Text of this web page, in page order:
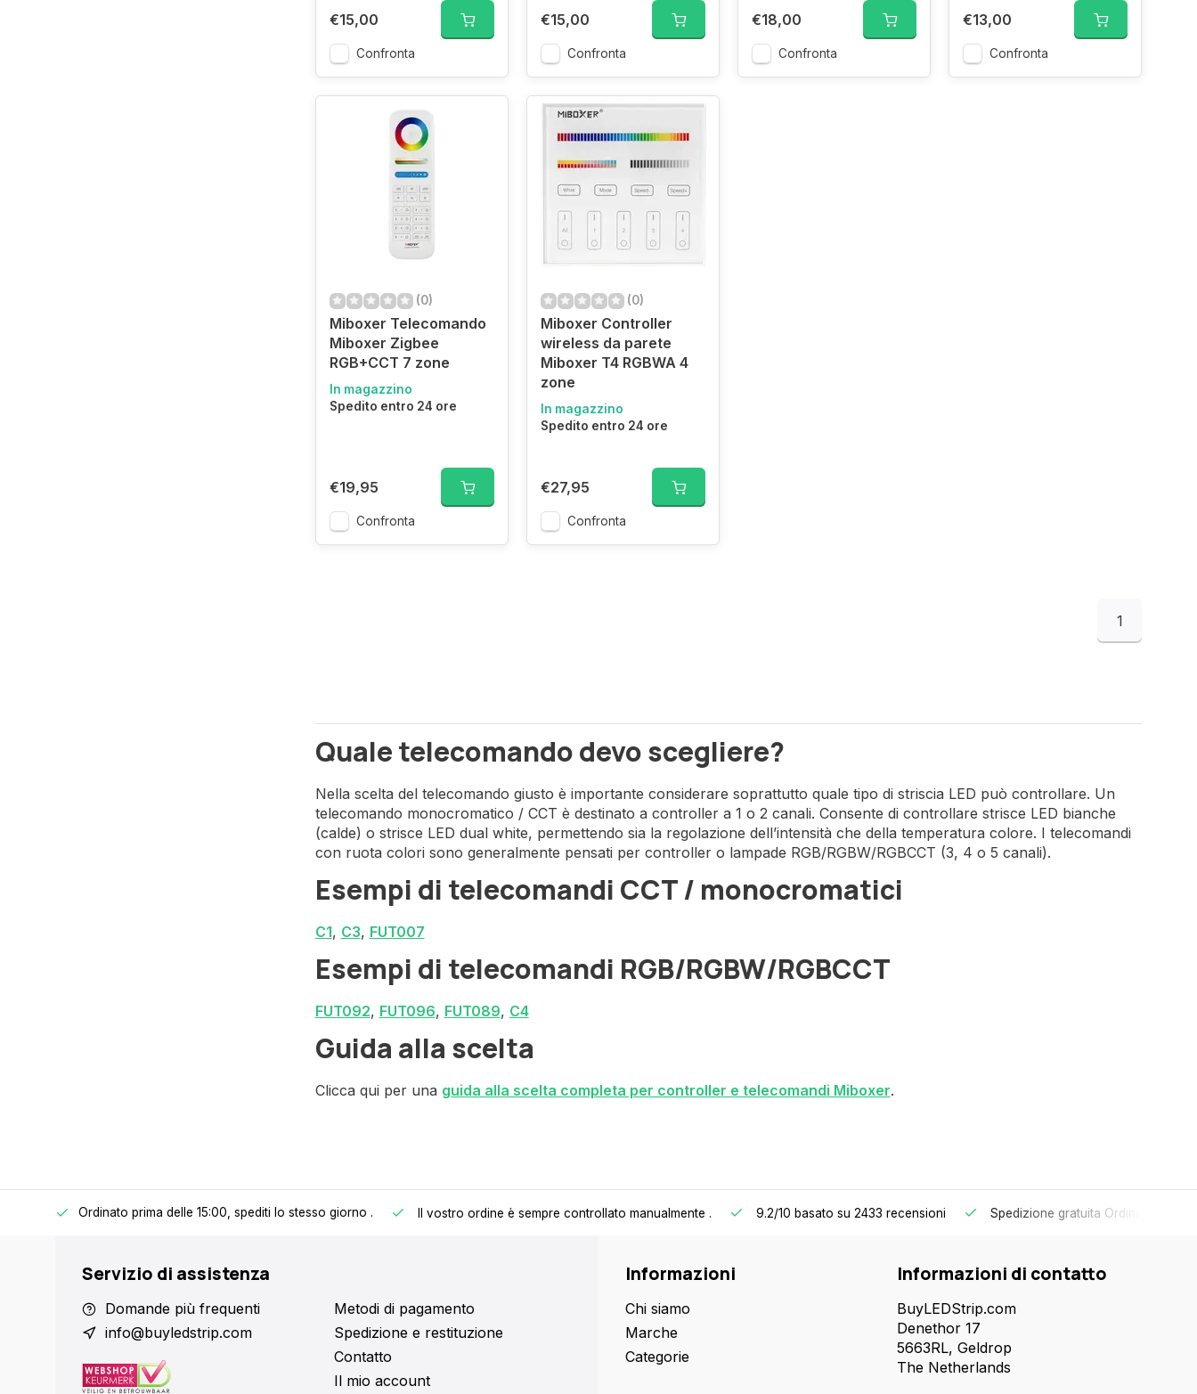
€15,00
Confronta
€15,00
Confronta
€18,00
Confronta
€13,00
Confronta
(0)
Miboxer Telecomando
Miboxer Zigbee
RGB+CCT 7 zone
In magazzino
Spedito entro 24 ore
€19,95
Confronta
(0)
Miboxer Controller
wireless da parete
Miboxer T4 RGBWA 4
zone
In magazzino
Spedito entro 24 ore
€27,95
Confronta
1
Quale telecomando devo scegliere?
Nella scelta del telecomando giusto è importante considerare soprattutto quale tipo di striscia LED può controllare. Un
telecomando monocromatico / CCT è destinato a controller a 1 o 2 canali. Consente di controllare strisce LED bianche
(calde) o strisce LED dual white, permettendo sia la regolazione dell’intensità che della temperatura colore. I telecomandi
con ruota colori sono generalmente pensati per controller o lampade RGB/RGBW/RGBCCT (3, 4 o 5 canali).
Esempi di telecomandi CCT / monocromatici
C1, C3, FUT007
Esempi di telecomandi RGB/RGBW/RGBCCT
FUT092, FUT096, FUT089, C4
Guida alla scelta
Clicca qui per una guida alla scelta completa per controller e telecomandi Miboxer.
Ordinato prima delle 15:00, spediti lo stesso giorno . Il vostro ordine è sempre controllato manualmente . 9.2/10 basato su 2433 recensioni Spedizione gratuita Ordini superiori
Servizio di assistenza
Domande più frequenti
info@buyledstrip.com
Metodi di pagamento
Spedizione e restituzione
Contatto
Il mio account
Informazioni
Chi siamo
Marche
Categorie
Informazioni di contatto
BuyLEDStrip.com
Denethor 17
5663RL, Geldrop
The Netherlands